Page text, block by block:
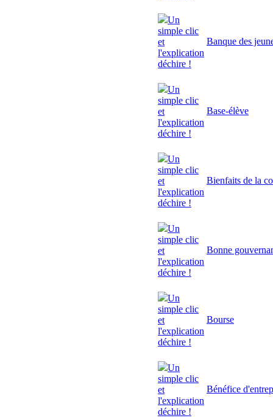
Un
simple clic
et
l'explication
déchire !
Banque des
Un
simple clic
et
l'explication
déchire !
Base-élève
Un
simple clic
et
l'explication
déchire !
Bienfaits de la
Un
simple clic
et
l'explication
déchire !
Bonne
Un
simple clic
et
l'explication
déchire !
Bourse
Un
simple clic
et
l'explication
déchire !
Bénéfice